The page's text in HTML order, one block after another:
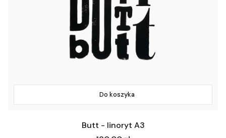
Do koszyka
Butt - linoryt A3